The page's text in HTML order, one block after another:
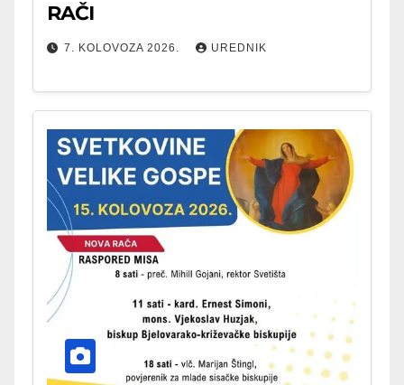
RAČI
7. KOLOVOZA 2026. UREDNIK